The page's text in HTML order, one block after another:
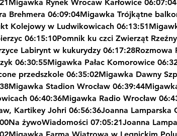
Rynek Wrocaw Karłowice
Brehmera 06:09:04Migawka Trójkątne
Kolejowy w Ludwikowicach
06:15:10Pomnik ku czci Zwierząt
Labirynt w kukurydzy 06:17:28Rozmowa
06:30:55Migawka Pałac Komorowice
przedszkole 06:35:02Migawka Dawny
Stadion Wrocław
06:40:36Migawka Radio Wrocław
Kartikey Johri 06:56:36Joanna Lamparska
żywoWiadomości 07:05:21Joanna